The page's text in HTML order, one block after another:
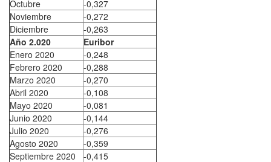
Octubre
-0,327
Noviembre
-0,272
Diciembre
-0,263
Año 2.020
Euribor
Enero 2020
-0,248
Febrero 2020
-0,288
Marzo 2020
-0,270
Abril 2020
-0,108
Mayo 2020
-0,081
Junio 2020
-0,144
Julio 2020
-0,276
Agosto 2020
-0,359
Septiembre 2020
-0,415